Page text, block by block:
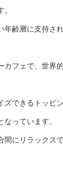
年齢層に支持さ
カフェで、世界
ズできるトッピ
っています。
間にリラックス